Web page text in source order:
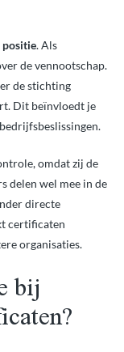
positie. Als
de vennootschap.
de stichting
Dit beïnvloedt je
omdat zij de
delen wel mee in de
directe
certificaten
organisaties.
bij